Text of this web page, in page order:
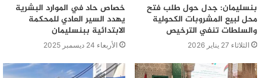
بنسليمان: جدل حول طلب فتح
محل لبيع المشروبات الكحولية
والسلطات تنفي الترخيص
الثلاثاء 27 يناير 2026
خصاص حاد في الموارد البشرية
يهدد السير العادي للمحكمة
الابتدائية ببنسليمان
الأربعاء 24 ديسمبر 2025